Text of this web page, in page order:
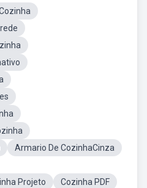
Armario De CozinhaCinza
Projeto
Cozinha PDF